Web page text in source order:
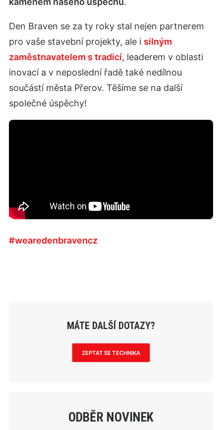
Den Braven se za ty roky stal nejen partnerem
pro vaše stavební projekty, ale i silným
zaměstnavatelem s tradicí, leaderem v oblasti
inovací a v neposlední řadě také nedílnou
součástí města Přerov. Těšíme se na další
společné úspěchy!
#wearedenbravencz
MÁTE DALŠÍ DOTAZY?
ZEPTAT SE TECHNIKA
ODBĚR NOVINEK